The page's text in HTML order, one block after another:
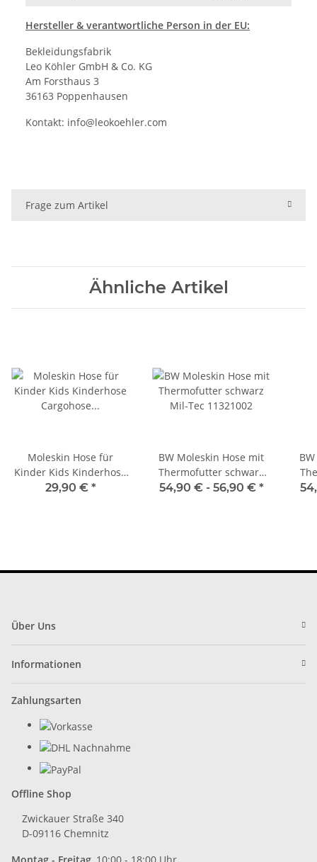
Hersteller & verantwortliche Person in der EU:
Bekleidungsfabrik
Leo Köhler GmbH & Co. KG
Am Forsthaus 3
36163 Poppenhausen
Kontakt: info@leokoehler.com
Frage zum Artikel
Ähnliche Artikel
Moleskin Hose für
Kinder Kids Kinderhose
Cargohose Kind
29,90 € *
BW Moleskin Hose mit
Thermofutter schwarz
Mil-Tec 11321002
54,90 € - 56,90 € *
Über Uns
Informationen
Zahlungsarten
Offline Shop
Zwickauer Straße 340
D-09116 Chemnitz